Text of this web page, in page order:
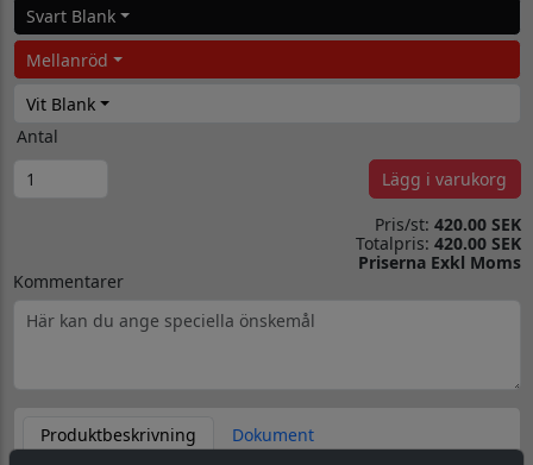
Svart Blank
Mellanröd
Vit Blank
Antal
Lägg i varukorg
Pris/st: 420.00 SEK
Totalpris: 420.00 SEK
Priserna Exkl Moms
Kommentarer
Produktbeskrivning
Dokument